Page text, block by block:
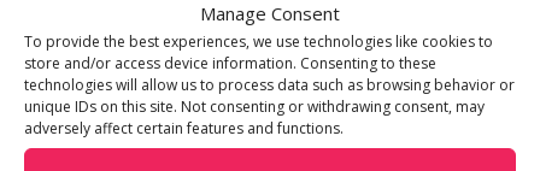
Manage Consent
To provide the best experiences, we use technologies like cookies to
store and/or access device information. Consenting to these
technologies will allow us to process data such as browsing behavior or
unique IDs on this site. Not consenting or withdrawing consent, may
adversely affect certain features and functions.
13/10/2022 Category Actualité